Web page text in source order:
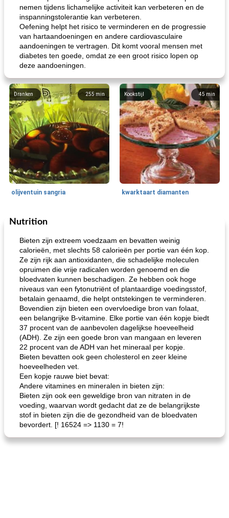
nemen tijdens lichamelijke activiteit kan verbeteren en de
inspanningstolerantie kan verbeteren.
Oefening helpt het risico te verminderen en de progressie
van hartaandoeningen en andere cardiovasculaire
aandoeningen te vertragen. Dit komt vooral mensen met
diabetes ten goede, omdat ze een groot risico lopen op
deze aandoeningen.
255min
Dranken
olijventuin sangria
45 min
Kookstijl
kwarktaart diamanten
Feestdagen en evenementen
de jamcake van Georgië tennessee blauwe kaasperen kip
Nutrition
Bieten zijn extreem voedzaam en bevatten weinig
calorieën, met slechts 58 calorieën per portie van één kop.
Ze zijn rijk aan antioxidanten, die schadelijke moleculen
opruimen die vrije radicalen worden genoemd en die
bloedvaten kunnen beschadigen. Ze hebben ook hoge
niveaus van een fytonutriënt of plantaardige voedingsstof,
betalain genaamd, die helpt ontstekingen te verminderen.
Bovendien zijn bieten een overvloedige bron van folaat,
een belangrijke B-vitamine. Elke portie van één kopje biedt
37 procent van de aanbevolen dagelijkse hoeveelheid
(ADH). Ze zijn een goede bron van mangaan en leveren
22 procent van de ADH van het mineraal per kopje.
Bieten bevatten ook geen cholesterol en zeer kleine
hoeveelheden vet.
Een kopje rauwe biet bevat:
Andere vitamines en mineralen in bieten zijn:
Bieten zijn ook een geweldige bron van nitraten in de
voeding, waarvan wordt gedacht dat ze de belangrijkste
stof in bieten zijn die de gezondheid van de bloedvaten
bevordert. [! 16524 => 1130 = 7!